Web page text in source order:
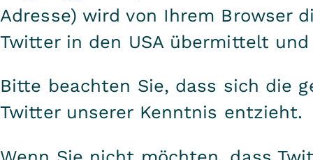
Adresse) wird von Ihrem Browser
Twitter in den USA übermittelt
Bitte beachten Sie, dass sich die
Twitter unserer Kenntnis entzieht.